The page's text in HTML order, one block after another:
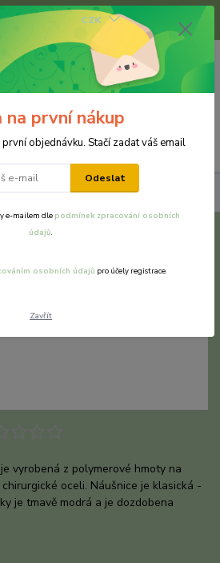
Menu
CZK
0 Kč
vyrobená z polymerové hmoty na
oceli. Náušnice je klasická -
je tmavě modrá a je dozdobena
na první nákup
objednávku. Stačí zadat váš email
Odeslat
e-mailem dle podmínek zpracování osobních
údajů.
osobních údajů pro účely registrace.
Zavřít